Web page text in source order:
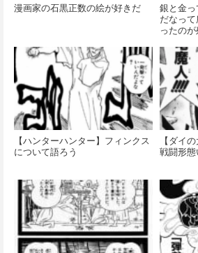
漫画家の石黒正数の絵が好きだ
銀と金
だなっ
ったの
【ハンターハンター】フィンクス
について語ろう
【ダイ
戦闘形態